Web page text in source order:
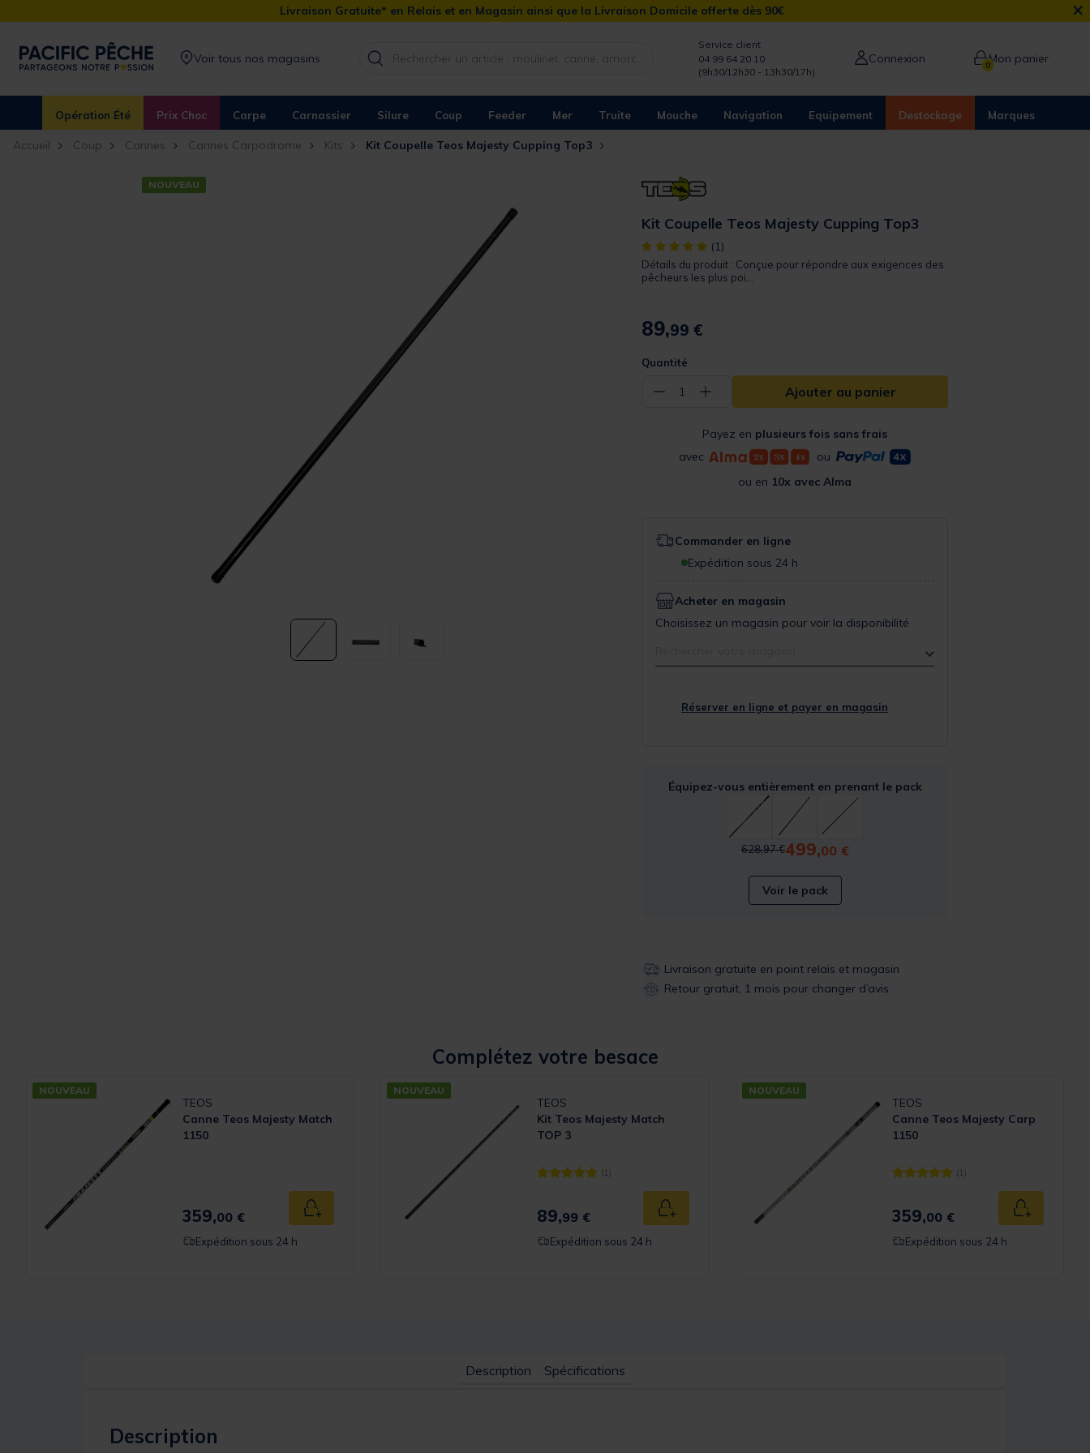
Livraison Gratuite* en Relais et en Magasin ainsi que la Livraison Domicile offerte dès 90€ ×
Voir tous nos magasins
Service client
04 99 64 20 10
(9h30/12h30 - 13h30/17h)
Connexion 0Mon panier
Opération Été Prix Choc Carpe Carnassier Silure Coup Feeder Mer Truite Mouche Navigation Equipement Destockage Marques
Accueil Coup Cannes Cannes Carpodrome Kits Kit Coupelle Teos Majesty Cupping Top3
NOUVEAU
Kit Coupelle Teos Majesty Cupping Top3
[object Object] out of 5 Customer Rating
(1)
Détails du produit : Conçue pour répondre aux exigences des
pêcheurs les plus poi...
89,99 €
Quantité
− 1 + Ajouter au panier
Payez en plusieurs fois sans frais
avec
ou
ou en 10x avec Alma
Commander en ligne
Expédition sous 24 h
Acheter en magasin
Choisissez un magasin pour voir la disponibilité
Réserver en ligne et payer en magasin
Équipez-vous entièrement en prenant le pack
Price reduced from
628,97 €to
499,00 €
Voir le pack
Livraison gratuite en point relais et magasin
Retour gratuit, 1 mois pour changer d’avis
Complétez votre besace
NOUVEAU
TEOS
Canne Teos Majesty Match
1150
359,00 € Ajouter au panier
Expédition sous 24 h
NOUVEAU
TEOS
Kit Teos Majesty Match
TOP 3
[object Object] out of 5 Customer Rating
(1)
89,99 € Ajouter au panier
Expédition sous 24 h
NOUVEAU
TEOS
Canne Teos Majesty Carp
1150
[object Object] out of 5 Customer
(1)
359,00 € Ajouter au
Expédition sous 24 h
Description Spécifications
Description